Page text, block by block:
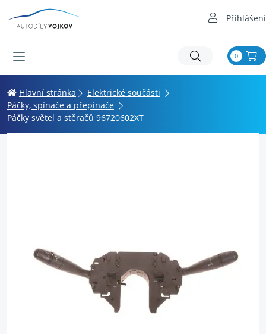
Přihlášení
0
Hlavní stránka
Elektrické součásti
Páčky, spínače a přepínače
Páčky světel a stěračů 96720602XT